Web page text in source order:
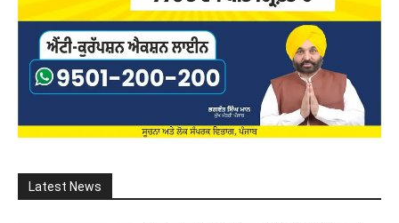
Latest News